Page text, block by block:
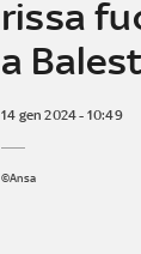
rissa
a
14 gen 2024 - 10:49
©Ansa